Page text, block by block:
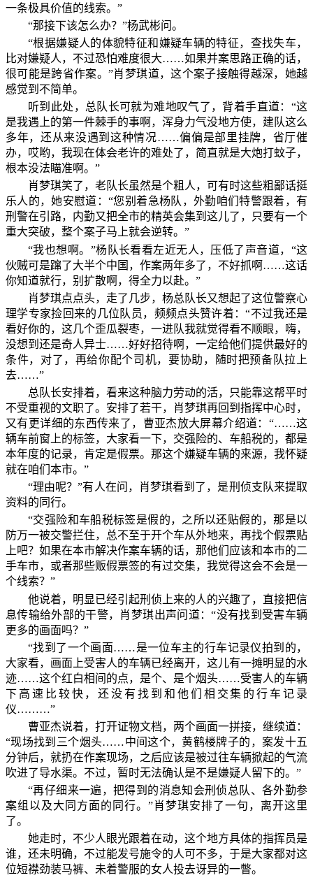
一条极具价值的线索。”
“那接下该怎么办？”杨武彬问。
“根据嫌疑人的体貌特征和嫌疑车辆的特征，查找失车，
比对嫌疑人，不过恐怕难度很大……如果并案思路正确的话，
很可能是跨省作案。”肖梦琪道，这个案子接触得越深，她越
感觉到不简单。
听到此处，总队长可就为难地叹气了，背着手直道：“这
是我遇上的第一件棘手的事啊，浑身力气没地方使，建队这么
多年，还从来没遇到这种情况……偏偏是部里挂牌，省厅催
办，哎哟，我现在体会老许的难处了，简直就是大炮打蚊子，
根本没法瞄准啊。”
肖梦琪笑了，老队长虽然是个粗人，可有时这些粗鄙话挺
乐人的，她安慰道：“您别着急杨队，外勤咱们特警跟着，有
刑警在引路，内勤又把全市的精英会集到这儿了，只要有一个
重大突破，整个案子马上就会逆转。”
“我也想啊。”杨队长看看左近无人，压低了声音道，“这
伙贼可是蹿了大半个中国，作案两年多了，不好抓啊……这话
你知道就行，别扩散啊，得全力以赴。”
肖梦琪点点头，走了几步，杨总队长又想起了这位警察心
理学专家捡回来的几位队员，频频点头赞许着：“不过我还是
看好你的，这几个歪瓜裂枣，一进队我就觉得看不顺眼，嗨，
没想到还是奇人异士……好好招待啊，一定给他们提供最好的
条件，对了，再给你配个司机，要协助，随时把预备队拉上
去……”
总队长安排着，看来这种脑力劳动的活，只能靠这帮平时
不受重视的文职了。安排了若干，肖梦琪再回到指挥中心时，
又有更详细的东西传来了，曹亚杰放大屏幕介绍道：“……这
辆车前窗上的标签，大家看一下，交强险的、车船税的，都是
本年度的记录，肯定是假票。那这个嫌疑车辆的来源，我怀疑
就在咱们本市。”
“理由呢？”有人在问，肖梦琪看到了，是刑侦支队来提取
资料的同行。
“交强险和车船税标签是假的，之所以还贴假的，那是以
防万一被交警拦住，总不至于开个车从外地来，再找个假票贴
上吧？如果在本市解决作案车辆的话，那他们应该和本市的二
手车市，或者那些贩假票签的有过交集，我觉得这会不会是一
个线索？”
他说着，明显已经引起刑侦上来的人的兴趣了，直接把信
息传输给外部的干警，肖梦琪出声问道：“没有找到受害车辆
更多的画面吗？”
“找到了一个画面……是一位车主的行车记录仪拍到的，
大家看，画面上受害人的车辆已经离开，这儿有一摊明显的水
迹……这个红白相间的点，是个、是个烟头……受害人的车辆
下高速比较快，还没有找到和他们相交集的行车记录
仪………”
曹亚杰说着，打开证物文档，两个画面一拼接，继续道：
“现场找到三个烟头……中间这个，黄鹤楼牌子的，案发十五
分钟后，就扔在作案现场，之后应该是被过往车辆掀起的气流
吹进了导水渠。不过，暂时无法确认是不是嫌疑人留下的。”
“再仔细来一遍，把得到的消息知会刑侦总队、各外勤参
案组以及大同方面的同行。”肖梦琪安排了一句，离开这里
了。
她走时，不少人眼光跟着在动，这个地方具体的指挥员是
谁，还未明确，不过能发号施令的人可不多，于是大家都对这
位短襟劲装马裤、未着警服的女人投去讶异的一瞥。